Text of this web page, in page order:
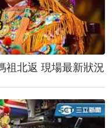
祖北返 現場最新狀況